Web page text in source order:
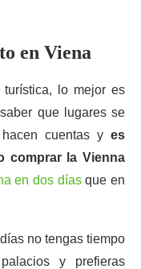
en Viena
lo mejor es
que lugares se
cuentas y es
comprar la Vienna
en dos díasque en
no tengas tiempo
y prefieras